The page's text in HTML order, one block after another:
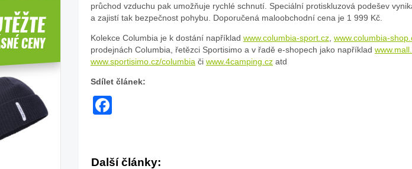
průchod vzduchu pak umožňuje rychlé schnutí. Speciální protiskluzová podešev
a zajistí tak bezpečnost pohybu. Doporučená maloobchodní cena je 1 999 Kč.
Kolekce Columbia je k dostání například www.columbia-sport.cz www.columbia-
prodejnách Columbia, řetězci Sportisimo a v řadě e-shopech jako například
www.sportisimo.cz/columbia či www.4camping.cz atd
Sdílet článek:
Další články: